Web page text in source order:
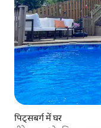
पिट्सबर्ग में घर